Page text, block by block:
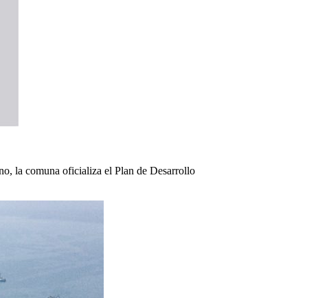
la comuna oficializa el Plan de Desarrollo